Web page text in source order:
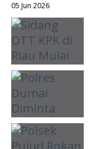
05 Jun 2026